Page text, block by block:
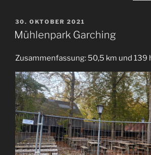
VERÖFFENTLICHT
AM
30. OKTOBER 2021
Mühlenpark Garching
Zusammenfassung: 50,5 km und 139